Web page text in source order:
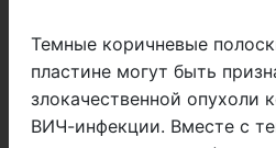
Темные коричневые
пластине могут быть
злокачественной опухоли
ВИЧ-инфекции. Вместе с